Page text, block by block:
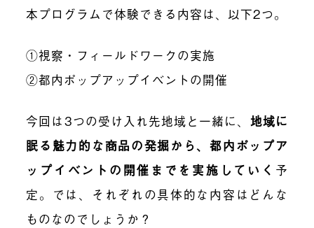
本プログラムで体験できる内容は、以下2つ。
①視察・フィールドワークの実施
②都内ポップアップイベントの開催
今回は3つの受け入れ先地域と一緒に、 地域に
眠る魅力的な商品の発掘から、都内ポップア
ップイベントの開催までを実施していく 予
定。では、それぞれの具体的な内容はどんな
ものなのでしょうか？